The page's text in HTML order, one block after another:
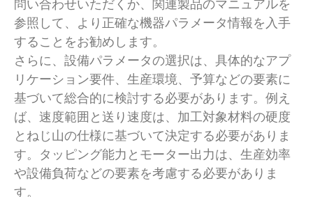
問い合わせいただくか、関連製品のマニュアルを
参照して、より正確な機器パラメータ情報を入手
することをお勧めします。
さらに、設備パラメータの選択は、具体的なアプ
リケーション要件、生産環境、予算などの要素に
基づいて総合的に検討する必要があります。例え
ば、速度範囲と送り速度は、加工対象材料の硬度
とねじ山の仕様に基づいて決定する必要がありま
す。タッピング能力とモーター出力は、生産効率
や設備負荷などの要素を考慮する必要がありま
す。